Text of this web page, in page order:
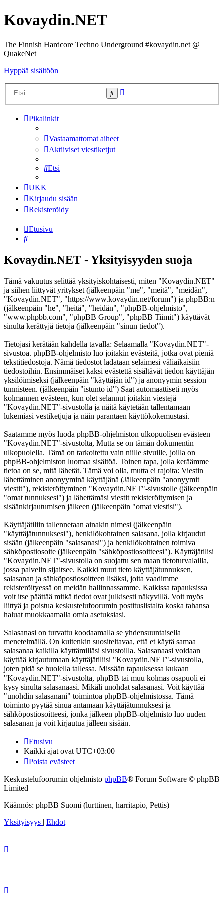
Kovaydin.NET
The Finnish Hardcore Techno Underground #kovaydin.net @
QuakeNet
Hyppää sisältöön
Etsi
Pikalinkit
Vastaamattomat aiheet
Aktiiviset viestiketjut
Etsi
UKK
Kirjaudu sisään
Rekisteröidy
Etusivu
Etsi
Kovaydin.NET - Yksityisyyden suoja
Tämä vakuutus selittää yksityiskohtaisesti, miten "Kovaydin.NET"
ja siihen liittyvät yritykset (jälkeenpäin "me", "meitä", "meidän",
"Kovaydin.NET", "https://www.kovaydin.net/forum") ja phpBB:n
(jälkeenpäin "he", "heitä", "heidän", "phpBB-ohjelmisto",
"www.phpbb.com", "phpBB Group", "phpBB Tiimit") käyttävät
sinulta kerättyjä tietoja (jälkeenpäin "sinun tiedot").
Tietojasi kerätään kahdella tavalla: Selaamalla "Kovaydin.NET"-
sivustoa. phpBB-ohjelmisto luo joitakin evästeitä, jotka ovat pieniä
tekstitiedostoja. Nämä tiedostot ladataan selaimesi väliaikaisiin
tiedostoihin. Ensimmäiset kaksi evästettä sisältävät tiedon käyttäjän
yksilöimiseksi (jälkeenpäin "käyttäjän id") ja anonyymin session
tunnisteen. (jälkeenpäin "istunto id") Saat automaattiseti myös
kolmannen evästeen, kun olet selannut joitakin viestejä
"Kovaydin.NET"-sivustolla ja näitä käytetään tallentamaan
lukemiasi vestiketjuja ja näin parantaen käyttökokemustasi.
Saatamme myös luoda phpBB-ohjelmiston ulkopuolisen evästeen
"Kovaydin.NET"-sivustolta, Mutta se on tämän dokumentin
ulkopuolella. Tämä on tarkoitettu vain niille sivuille, joilla on
phpBB-ohjelmiston luomaa sisältöä. Toinen tapa, jolla keräämme
tietoa on se, mitä lähetät. Tämä voi olla, mutta ei rajoita: Viestin
lähettäminen anonyyminä käyttäjänä (Jälkeenpäin "anonyymit
viestit"), rekisteröityminen "Kovaydin.NET"-sivustolle (jälkeenpäin
"omat tunnuksesi") ja lähettämäsi viestit rekisteröitymisen ja
sisäänkirjautumisen jälkeen (jälkeenpäin "omat viestisi").
Käyttäjätiliin tallennetaan ainakin nimesi (jälkeenpäin
"käyttäjätunnuksesi"), henkilökohtainen salasana, jolla kirjaudut
sisään (jälkeenpäin "salasanasi") ja henkilökohtainen toimiva
sähköpostiosoite (jälkeenpäin "sähköpostiosoitteesi"). Käyttäjätilisi
"Kovaydin.NET"-sivustolla on suojattu sen maan tietoturvalailla,
jossa palvelin sijaitsee. Kaikki muut tieto käyttäjätunnuksen,
salasanan ja sähköpostiosoitteen lisäksi, joita vaadimme
rekisteröityessä on meidän hallinnassamme. Kaikissa tapauksissa
voit itse päättää mitkä tiedot ovat julkisesti näkyvillä. Voit myös
liittyä ja poistua keskustelufoorumin postituslistalta koska tahansa
haluat muokkaamalla omia asetuksiasi.
Salasanasi on turvattu koodaamalla se yhdensuuntaisella
menetelmällä. On kuitenkin suositeltavaa, että et käytä samaa
salasanaa kaikilla käyttämilläsi sivustoilla. Salasanaasi voidaan
käyttää kirjautumaan käyttäjätiliisi "Kovaydin.NET"-sivustolla,
joten pidä se huolella tallessa. Missään tapauksessa kukaan
"Kovaydin.NET"-sivustolta, phpBB tai muu kolmas osapuoli ei
kysy sinulta salasanaasi. Mikäli unohdat salasanasi. Voit käyttää
"unohdin salasanani" toimintoa phpBB-ohjelmistossa. Tämä
toiminto pyytää sinua antamaan käyttäjätunnuksesi ja
sähköpostiosoitteesi, jonka jälkeen phpBB-ohjelmisto luo uuden
salasanan ja voit kirjautua jälleen sisään.
Etusivu
Kaikki ajat ovat UTC+03:00
Poista evästeet
Keskustelufoorumin ohjelmisto phpBB® Forum Software © phpBB
Limited
Käännös: phpBB Suomi (lurttinen, harritapio, Pettis)
Yksityisyys | Ehdot